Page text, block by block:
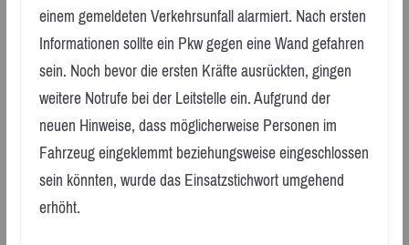
einem gemeldeten Verkehrsunfall alarmiert. Nach ersten
Informationen sollte ein Pkw gegen eine Wand gefahren
sein. Noch bevor die ersten Kräfte ausrückten, gingen
weitere Notrufe bei der Leitstelle ein. Aufgrund der
neuen Hinweise, dass möglicherweise Personen im
Fahrzeug eingeklemmt beziehungsweise eingeschlossen
sein könnten, wurde das Einsatzstichwort umgehend
erhöht.